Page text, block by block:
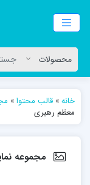
خانه» قالب محتوا»
معظم رهبری
مجموعه